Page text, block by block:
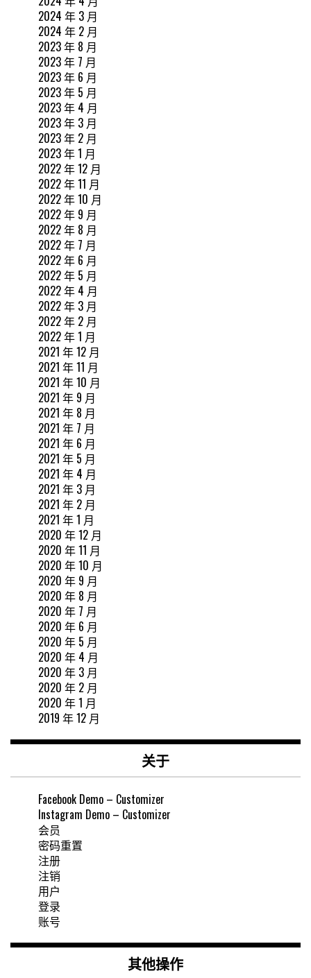
2024 年 3 月
2024 年 2 月
2023 年 8 月
2023 年 7 月
2023 年 6 月
2023 年 5 月
2023 年 4 月
2023 年 3 月
2023 年 2 月
2023 年 1 月
2022 年 12 月
2022 年 11 月
2022 年 10 月
2022 年 9 月
2022 年 8 月
2022 年 7 月
2022 年 6 月
2022 年 5 月
2022 年 4 月
2022 年 3 月
2022 年 2 月
2022 年 1 月
2021 年 12 月
2021 年 11 月
2021 年 10 月
2021 年 9 月
2021 年 8 月
2021 年 7 月
2021 年 6 月
2021 年 5 月
2021 年 4 月
2021 年 3 月
2021 年 2 月
2021 年 1 月
2020 年 12 月
2020 年 11 月
2020 年 10 月
2020 年 9 月
2020 年 8 月
2020 年 7 月
2020 年 6 月
2020 年 5 月
2020 年 4 月
2020 年 3 月
2020 年 2 月
2020 年 1 月
2019 年 12 月
关于
Facebook Demo – Customizer
Instagram Demo – Customizer
会员
密码重置
注册
注销
用户
登录
账号
其他操作